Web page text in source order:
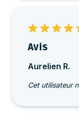
Avis
Aurelien R.
Cet utilisateur